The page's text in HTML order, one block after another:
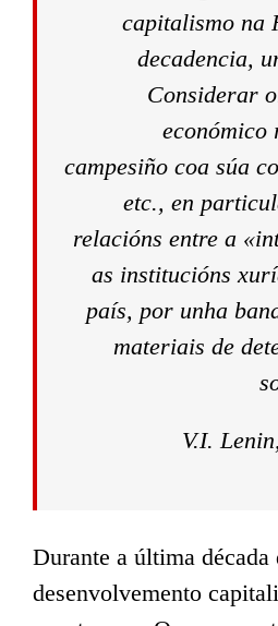
capitalismo na
decadencia,
Considerar
económico
campesiño coa súa
etc., en
relacións entre a
as institucións
país, por unha
materiais de
V.I. Lenin
Durante a última
desenvolvemento